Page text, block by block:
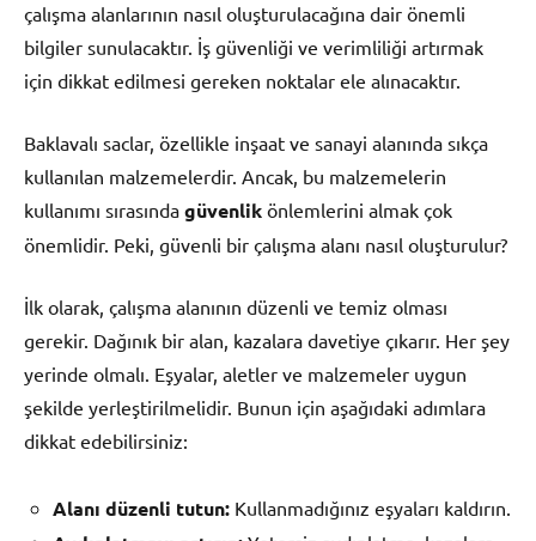
çalışma alanlarının nasıl oluşturulacağına dair önemli
bilgiler sunulacaktır. İş güvenliği ve verimliliği artırmak
için dikkat edilmesi gereken noktalar ele alınacaktır.
Baklavalı saclar, özellikle inşaat ve sanayi alanında sıkça
kullanılan malzemelerdir. Ancak, bu malzemelerin
kullanımı sırasında güvenlik önlemlerini almak çok
önemlidir. Peki, güvenli bir çalışma alanı nasıl oluşturulur?
İlk olarak, çalışma alanının düzenli ve temiz olması
gerekir. Dağınık bir alan, kazalara davetiye çıkarır. Her şey
yerinde olmalı. Eşyalar, aletler ve malzemeler uygun
şekilde yerleştirilmelidir. Bunun için aşağıdaki adımlara
dikkat edebilirsiniz:
Alanı düzenli tutun: Kullanmadığınız eşyaları kaldırın.